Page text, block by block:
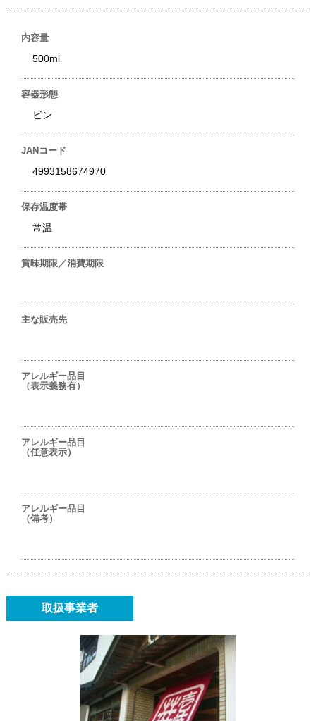
内容量
500ml
容器形態
ビン
JANコード
4993158674970
保存温度帯
常温
賞味期限／消費期限
主な販売先
アレルギー品目
（表示義務有）
アレルギー品目
（任意表示）
アレルギー品目
（備考）
取扱事業者